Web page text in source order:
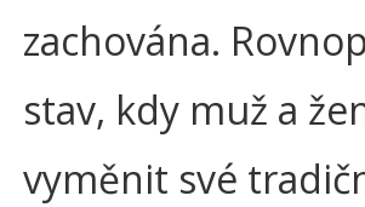
zachována.
stav, kdy muž a
vyměnit své